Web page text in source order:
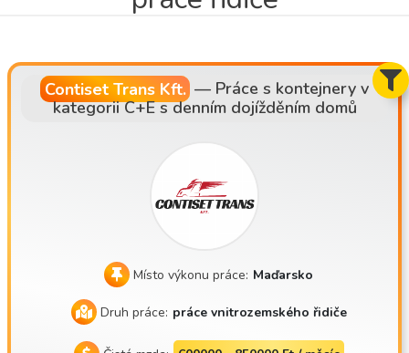
Contiset Trans Kft. — Práce s kontejnery v
kategorii C+E s denním dojížděním domů
Místo výkonu práce: Maďarsko
Druh práce: práce vnitrozemského řidiče